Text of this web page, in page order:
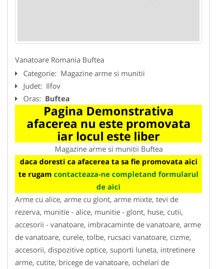
Vanatoare Romania Buftea
Categorie: Magazine arme si munitii
Judet: Ilfov
Oras: Buftea
Pagina Demonstrativa
afacerea nu este promovata
iar locul este liber
Magazine arme si munitii Buftea
daca doresti ca afacerea ta sa fie promovata aici
te rugam contacteaza-ne completand formularul
de aici
Arme cu alice, arme cu glont, arme mixte, tevi de
rezerva, munitie - alice, munitie - glont, huse, cutii,
accesorii - vanatoare, imbracaminte de vanatoare, arme
de vanatoare, curele, tolbe, rucsaci vanatoare, cizme,
accesorii, dispozitive optice, suporti luneta, intretinere
arme, cutite, bricege de vanatoare, ochelari de